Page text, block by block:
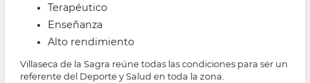
Terapéutico
Enseñanza
Alto rendimiento
Villaseca de la Sagra reúne todas las condiciones para ser un
referente del Deporte y Salud en toda la zona.